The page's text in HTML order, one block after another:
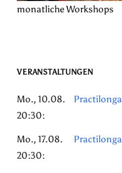
monatliche Workshops
VERANSTALTUNGEN
Mo., 10.08.
20:30:
Practilonga
Mo., 17.08.
20:30:
Practilonga